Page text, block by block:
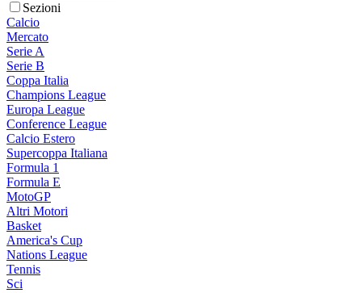
Sezioni
Calcio
Mercato
Serie A
Serie B
Coppa Italia
Champions League
Europa League
Conference League
Calcio Estero
Supercoppa Italiana
Formula 1
Formula E
MotoGP
Altri Motori
Basket
America's Cup
Nations League
Tennis
Sci